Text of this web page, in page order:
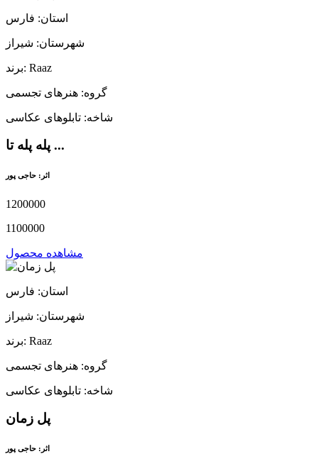
استان: فارس
شهرستان: شیراز
برند: Raaz
گروه: هنرهای تجسمی
شاخه: تابلوهای عکاسی
پله پله تا ...
اثر: حاجی پور
1200000
1100000
مشاهده محصول
استان: فارس
شهرستان: شیراز
برند: Raaz
گروه: هنرهای تجسمی
شاخه: تابلوهای عکاسی
پل زمان
اثر: حاجی پور